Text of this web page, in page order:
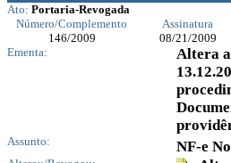
Ato: Portaria-Revogada
Número/Complemento
Assinatura
146/2009 08/21/2009
Ementa:
Altera a
Assunto: NF-e